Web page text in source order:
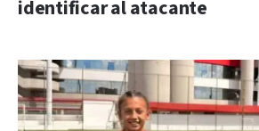
identificar al atacante